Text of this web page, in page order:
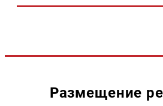
Размещение